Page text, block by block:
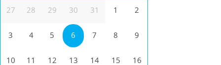
27 28 29 30 31 1 2
3 4 5 6 7 8 9
10 11 12 13 14 15 16